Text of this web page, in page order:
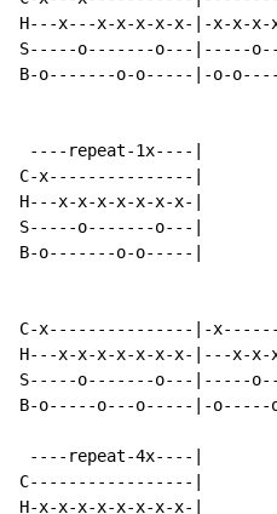
H---x---x-x-x-x-x-|-x-x-
S-----o-------o---|-----
B-o-------o-o-----|-o-
----repeat-1x----|
C-x---------------|
H---x-x-x-x-x-x-x-|
S-----o-------o---|
B-o-------o-o-----|
C-x---------------|-
H---x-x-x-x-x-x-x-|---x-
S-----o-------o---|-----
B-o-----o---o-----|-
----repeat-4x----|
C-----------------|
H-x-x-x-x-x-x-x-x-|